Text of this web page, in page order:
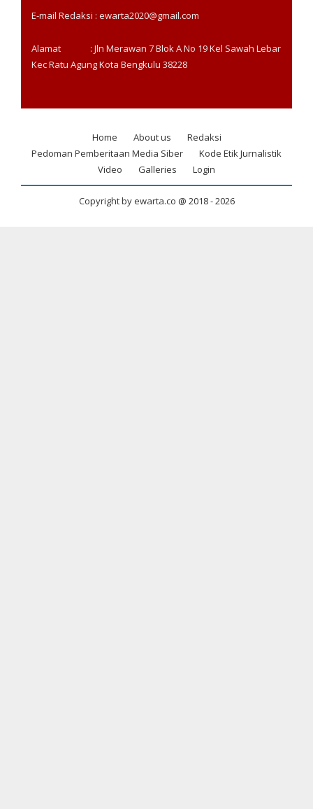
E-mail Redaksi : ewarta2020@gmail.com
Alamat : Jln Merawan 7 Blok A No 19 Kel Sawah Lebar
Kec Ratu Agung Kota Bengkulu 38228
Footer
Home About us
Redaksi
Pedoman Pemberitaan Media Siber
Kode Etik Jurnalistik
Video
Galleries Login
Copyright by ewarta.co @ 2018 -2026